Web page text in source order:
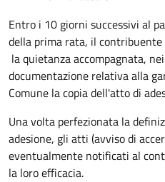
Entro i 10 giorni successivi al
della prima rata, il
la quietanza accompagnata,
documentazione relativa alla
Comune la copia dell'atto di
Una volta perfezionata la
adesione, gli atti (avviso di
eventualmente notificati al
la loro efficacia.